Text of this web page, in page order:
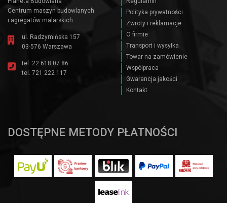
Centrum maszyn budowlanych
i agregatów malarskich.
ul. Radzymińska 157
03-576 Warszawa
tel. 22 618 07 86
tel. 721 222 117
Polityka prywatności
Zwroty i reklamacje
O firmie
Transport i wysyłka
Towar na zamówienie
Wspólpraca
Gwarancja jakości
Kontakt
DOSTĘPNE METODY PŁATNOŚCI